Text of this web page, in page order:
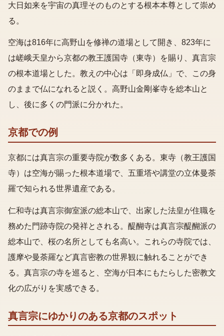
大日如来を宇宙の真理そのものとする根本本尊として崇め
る。
空海は816年に高野山を修禅の道場として開き、823年に
は嵯峨天皇から京都の教王護国寺（東寺）を賜り、真言宗
の根本道場とした。教えの中心は「即身成仏」で、この身
のままで仏になれると説く。高野山金剛峯寺を総本山と
し、後に多くの門派に分かれた。
京都での例
京都には真言宗の重要寺院が数多くある。東寺（教王護国
寺）は空海が賜った根本道場で、五重塔や講堂の立体曼荼
羅で知られる世界遺産である。
仁和寺は真言宗御室派の総本山で、出家した法皇が住職を
務めた門跡寺院の発祥とされる。醍醐寺は真言宗醍醐派の
総本山で、桜の名所としても名高い。これらの寺院では、
護摩や曼荼羅など真言密教の世界観に触れることができ
る。真言宗の寺を巡ると、空海が日本にもたらした密教文
化の広がりを実感できる。
真言宗にゆかりのある京都のスポット